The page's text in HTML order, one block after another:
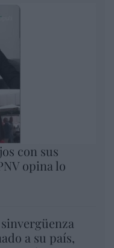
con sus
opina lo
a su país,